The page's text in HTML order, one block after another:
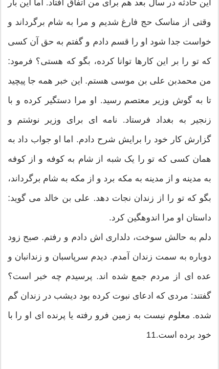
این حادثه در سال بعد هم برای من اتفاق افتاد. اما این بار
وقتی از مناسک حج فارغ شدیم و مرا به شام برگرداند و
خواست جدا شود او را قسم دادم و گفتم به حق آن کسی
که تو را بر این کارها توانا کرده، بگو که هستی؟ فرمود:
من محمدبن علی بن موسی هستم. این خبر همه جا پیچید
تا به گوش وزیر معتصم رسید. او مرا دستگیر کرده و با
زنجیر به بغداد فرستاد. نامه ای برای وزیر نوشتم و
گزارش کار خود را برایش شرح دادم. اما او جواب داد به
همان کسی که تو را یک شبه از شام به کوفه و از کوفه
به مدینه و از مدینه به مکه برد و از مکه به شام برگرداند،
بگو که تو را از زندان نجات دهد. علی بن خالد می گوید:
داستان او مرا اندوهگین کرد.
دلم به حالش سوخت، دلداری اش دادم و رفتم. صبح زود
دوباره به سمت زندان آمدم. دیدم سرپاسبان و زندانبان و
عده ای از مردم جمع شده اند. پرسیدم چه خبر است؟
گفتند: مردی که ادعای نبوت کرده بود دیشب در زندان گم
شده. معلوم نیست به زمین فرو رفته یا پرنده ای او را با
خود برده است.11